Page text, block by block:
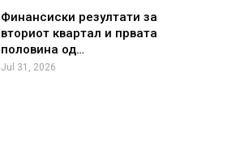
Финансиски резултати за
вториот квартал и првата
половина од…
Jul 31, 2026